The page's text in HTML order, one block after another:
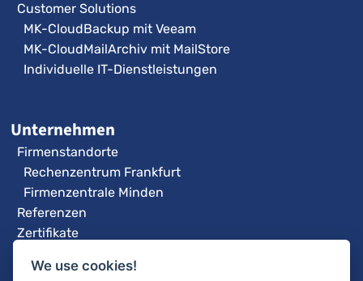
Customer Solutions
MK-CloudBackup mit Veeam
MK-CloudMailArchiv mit MailStore
Individuelle IT-Dienstleistungen
Unternehmen
Firmenstandorte
Rechenzentrum Frankfurt
Firmenzentrale Minden
Referenzen
Zertifikate
We use cookies!